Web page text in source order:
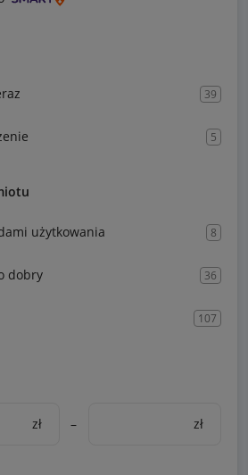
39
5
użytkowania 8
dobry 36
107
zł – zł